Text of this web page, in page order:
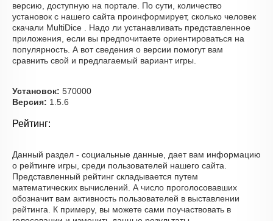
версию, доступную на портале. По сути, количество
установок с нашего сайта проинформирует, сколько человек
скачали MultiDice . Надо ли устанавливать представленное
приложения, если вы предпочитаете ориентироваться на
популярность. А вот сведения о версии помогут вам
сравнить свой и предлагаемый вариант игры.
Установок: 570000
Версия: 1.5.6
Рейтинг:
Данный раздел - социальные данные, дает вам информацию
о рейтинге игры, среди пользователей нашего сайта.
Представленный рейтинг складывается путем
математических вычислений. А число проголосовавших
обозначит вам активность пользователей в выставлении
рейтинга. К примеру, вы можете сами поучаствовать в